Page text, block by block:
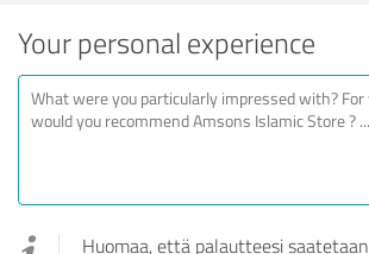
Your personal experience
Huomaa, että palautteesi